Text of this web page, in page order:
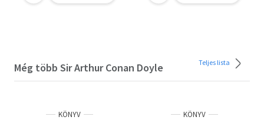
Még több Sir Arthur Conan Doyle Teljes lista
KÖNYV KÖNYV